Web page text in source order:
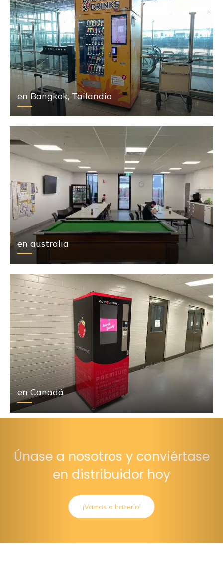
en Bangkok, Tailandia
en australia
en Canadá
Únase a nosotros y conviértase
en distribuidor hoy
¡Vamos a hacerlo!